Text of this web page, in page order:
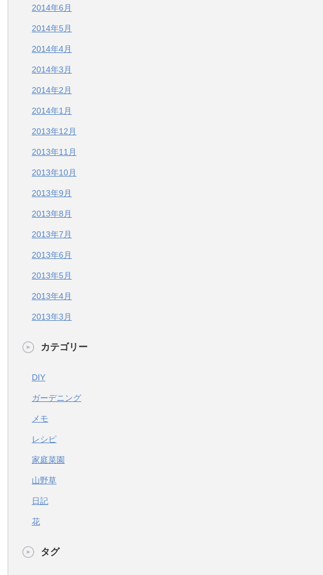
2014年6月
2014年5月
2014年4月
2014年3月
2014年2月
2014年1月
2013年12月
2013年11月
2013年10月
2013年9月
2013年8月
2013年7月
2013年6月
2013年5月
2013年4月
2013年3月
カテゴリー
DIY
ガーデニング
メモ
レシピ
家庭菜園
山野草
日記
花
タグ